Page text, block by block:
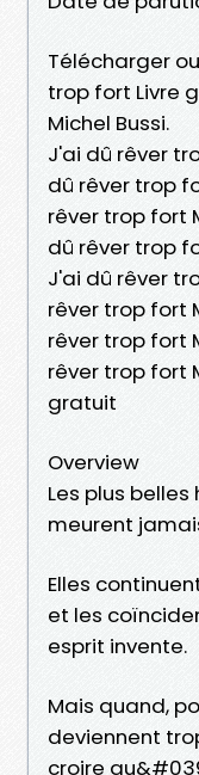
Télécharger
trop fort Livre
Michel Bussi.
J'ai dû rêver
dû rêver trop
rêver trop fort
dû rêver trop
J'ai dû rêver
rêver trop fort
rêver trop fort
rêver trop fort
gratuit
Overview
Les plus
meurent
Elles
et les
esprit invente.
Mais quand,
deviennent
croire